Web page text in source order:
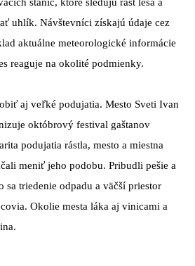
uhlík. Návštevníci získajú údaje cez
aktuálne meteorologické informácie
reaguje na okolité podmienky.
aj veľké podujatia. Mesto Sveti Ivan
októbrový festival gaštanov
podujatia rástla, mesto a miestna
meniť jeho podobu. Pribudli pešie a
sa triedenie odpadu a väčší priestor
Okolie mesta láka aj vinicami a